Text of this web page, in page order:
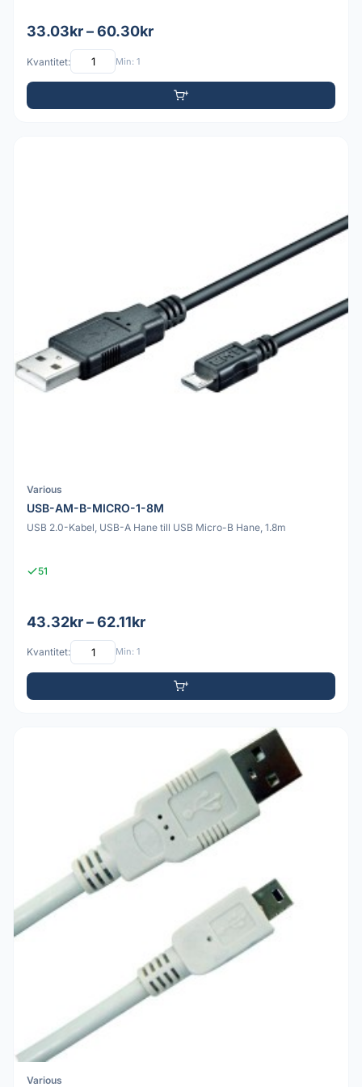
33.03kr – 60.30kr
Kvantitet: Min: 1
Various
USB-AM-B-MICRO-1-8M
USB 2.0-Kabel, USB-A Hane till USB Micro-B Hane, 1.8m
51
43.32kr – 62.11kr
Kvantitet: Min: 1
Various